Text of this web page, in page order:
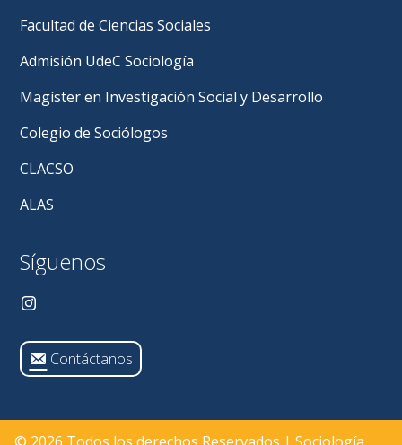
Facultad de Ciencias Sociales
Admisión UdeC Sociología
Magíster en Investigación Social y Desarrollo
Colegio de Sociólogos
CLACSO
ALAS
Síguenos
Contáctanos